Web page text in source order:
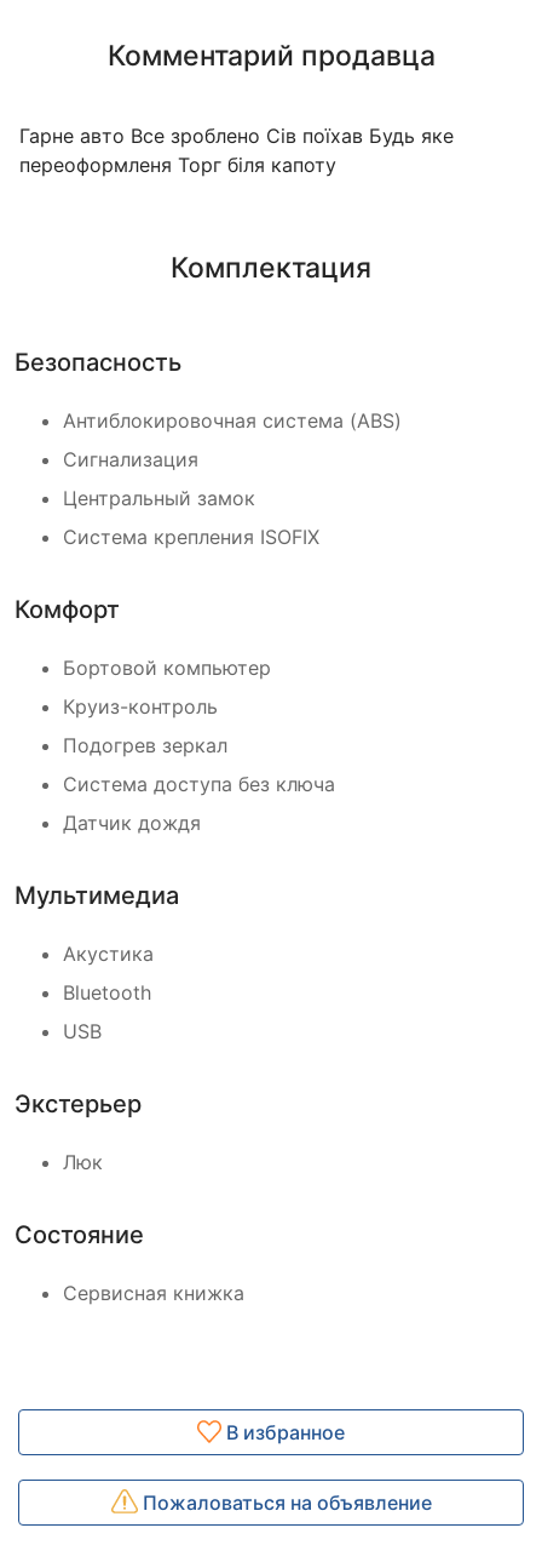
Комментарий продавца
Гарне авто Все зроблено Сів поїхав Будь яке
переоформленя Торг біля капоту
Комплектация
Безопасность
Антиблокировочная система (ABS)
Сигнализация
Центральный замок
Система крепления ISOFIX
Комфорт
Бортовой компьютер
Круиз-контроль
Подогрев зеркал
Система доступа без ключа
Датчик дождя
Мультимедиа
Акустика
Bluetooth
USB
Экстерьер
Люк
Состояние
Сервисная книжка
В избранное
Пожаловаться на объявление